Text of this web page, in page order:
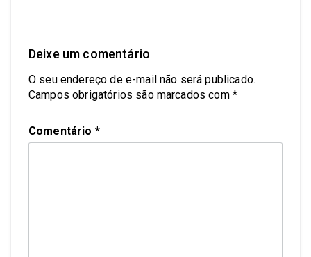
Deixe um comentário
O seu endereço de e-mail não será publicado.
Campos obrigatórios são marcados com *
Comentário *